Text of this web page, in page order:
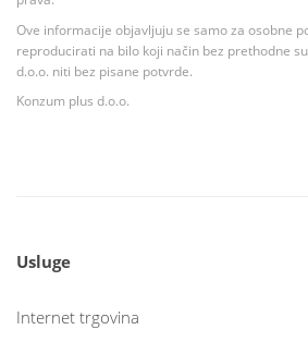
Ove informacije objavljuju se samo za osobne
reproducirati na bilo koji način bez prethodne
d.o.o. niti bez pisane potvrde.
Konzum plus d.o.o.
Usluge
Internet trgovina